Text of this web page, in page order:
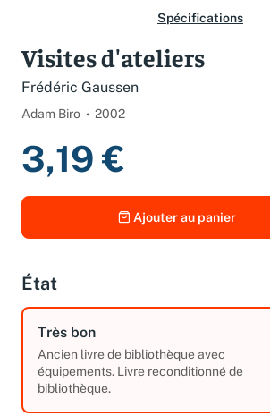
Visites d'ateliers
3,19 €
Ajouter au panier
État
Très bon
Ancien livre de bibliothèque avec
équipements. Livre reconditionné de